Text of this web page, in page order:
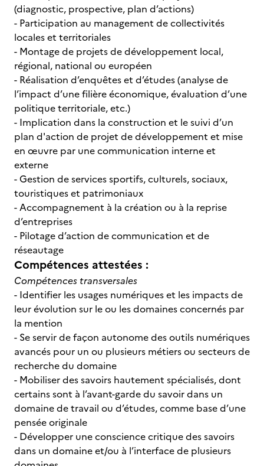
(diagnostic, prospective, plan d’actions)
- Participation au management de collectivités
locales et territoriales
- Montage de projets de développement local,
régional, national ou européen
- Réalisation d’enquêtes et d’études (analyse de
l’impact d’une filière économique, évaluation d’une
politique territoriale, etc.)
- Implication dans la construction et le suivi d’un
plan d'action de projet de développement et mise
en œuvre par une communication interne et
externe
- Gestion de services sportifs, culturels, sociaux,
touristiques et patrimoniaux
- Accompagnement à la création ou à la reprise
d’entreprises
- Pilotage d’action de communication et de
réseautage
Compétences attestées :
Compétences transversales
- Identifier les usages numériques et les impacts de
leur évolution sur le ou les domaines concernés par
la mention
- Se servir de façon autonome des outils numériques
avancés pour un ou plusieurs métiers ou secteurs de
recherche du domaine
- Mobiliser des savoirs hautement spécialisés, dont
certains sont à l’avant-garde du savoir dans un
domaine de travail ou d’études, comme base d’une
pensée originale
- Développer une conscience critique des savoirs
dans un domaine et/ou à l’interface de plusieurs